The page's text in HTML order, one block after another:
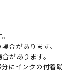
合があります。
があります。
にインクの付